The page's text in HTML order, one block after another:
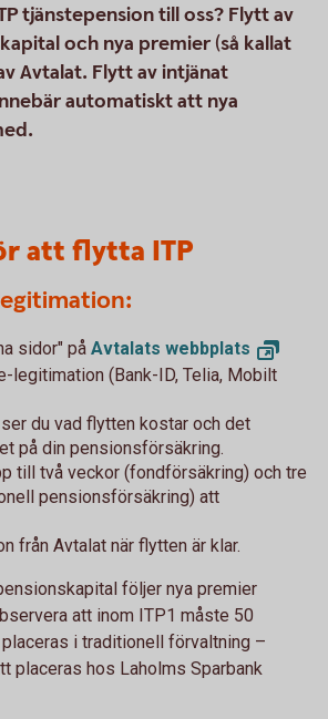
tjänstepension till oss? Flytt av
och nya premier (så kallat
Avtalat. Flytt av intjänat
automatiskt att nya
att flytta ITP
sidor" på Avtalats webbplats
legitimation (Bank-ID, Telia, Mobilt
du vad flytten kostar och det
på din pensionsförsäkring.
till två veckor (fondförsäkring) och tre
pensionsförsäkring) att
från Avtalat när flytten är klar.
följer nya premier
att inom ITP1 måste 50
i traditionell förvaltning –
placeras hos Laholms Sparbank